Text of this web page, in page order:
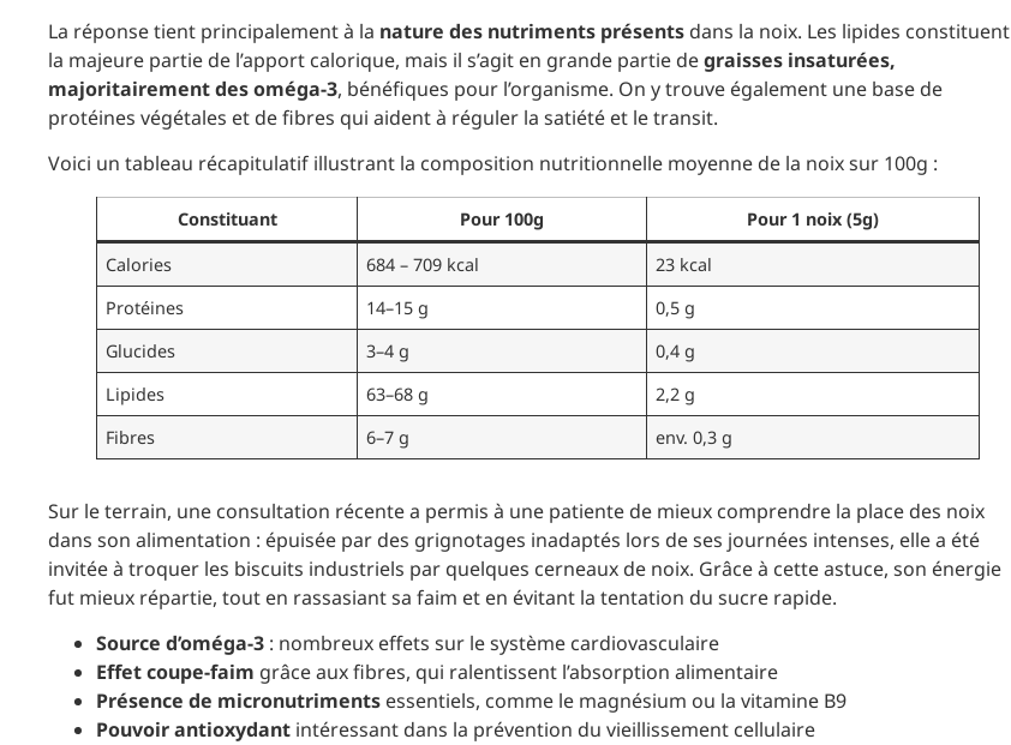
La réponse tient principalement à la nature des nutriments présents dans la noix. Les lipides constituent
la majeure partie de l’apport calorique, mais il s’agit en grande partie degraisses insaturées,
majoritairement des oméga-3, bénéfiques pour l’organisme. On y trouve également une base de
protéines végétales et de fibres qui aident à réguler la satiété et le transit.
Voici un tableau récapitulatif illustrant la composition nutritionnelle moyenne de la noix sur 100g :
Constituant Pour 100g
Pour 1 noix (5g)
Calories
684 – 709 kcal
23 kcal
Protéines
14–15 g
0,5 g
Glucides
3–4 g
0,4 g
Lipides
63–68 g
2,2 g
Fibres
6–7 g env. 0,3 g
Sur le terrain, une consultation récente a permis à une patiente de mieux comprendre la place des noix
dans son alimentation : épuisée par des grignotages inadaptés lors de ses journées intenses, elle a été
invitée à troquer les biscuits industriels par quelques cerneaux de noix. Grâce à cette astuce, son énergie
fut mieux répartie, tout en rassasiant sa faim et en évitant la tentation du sucre rapide.
Source d’oméga-3 : nombreux effets sur le système cardiovasculaire
Effet coupe-faim grâce aux fibres, qui ralentissent l’absorption alimentaire
Présence de micronutriments essentiels, comme le magnésium ou la vitamine B9
Pouvoir antioxydant intéressant dans la prévention du vieillissement cellulaire